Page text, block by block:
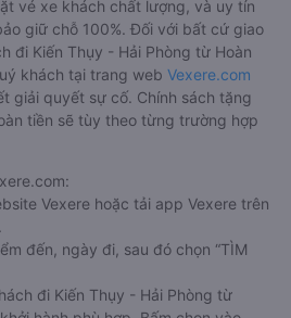
vé xe khách chất lượng, và uy tín
giữ chỗ 100%. Đối với bất cứ giao
đi Kiến Thụy - Hải Phòng từ Hoàn
khách tại trang web Vexere.com
giải quyết sự cố. Chính sách tặng
tiền sẽ tùy theo từng trường hợp
Vexere hoặc tải app Vexere trên
đến, ngày đi, sau đó chọn “TÌM
đi Kiến Thụy - Hải Phòng từ